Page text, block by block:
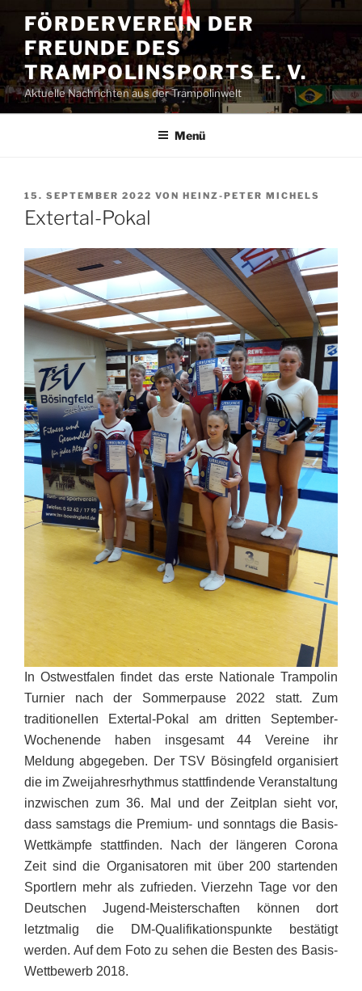
Inhalt
springen
FÖRDERVEREIN DER
FREUNDE DES
TRAMPOLINSPORTS E. V.
Aktuelle Nachrichten aus der Trampolinwelt
Menü
VERÖFFENTLICHT
AM
15. SEPTEMBER 2022 VON HEINZ-PETER MICHELS
Extertal-Pokal
In Ostwestfalen findet das erste Nationale Trampolin
Turnier nach der Sommerpause 2022 statt. Zum
traditionellen Extertal-Pokal am dritten September-
Wochenende haben insgesamt 44 Vereine ihr
Meldung abgegeben. Der TSV Bösingfeld organisiert
die im Zweijahresrhythmus stattfindende Veranstaltung
inzwischen zum 36. Mal und der Zeitplan sieht vor,
dass samstags die Premium- und sonntags die Basis-
Wettkämpfe stattfinden. Nach der längeren Corona
Zeit sind die Organisatoren mit über 200 startenden
Sportlern mehr als zufrieden. Vierzehn Tage vor den
Deutschen Jugend-Meisterschaften können dort
letztmalig die DM-Qualifikationspunkte bestätigt
werden. Auf dem Foto zu sehen die Besten des Basis-
Wettbewerb 2018.